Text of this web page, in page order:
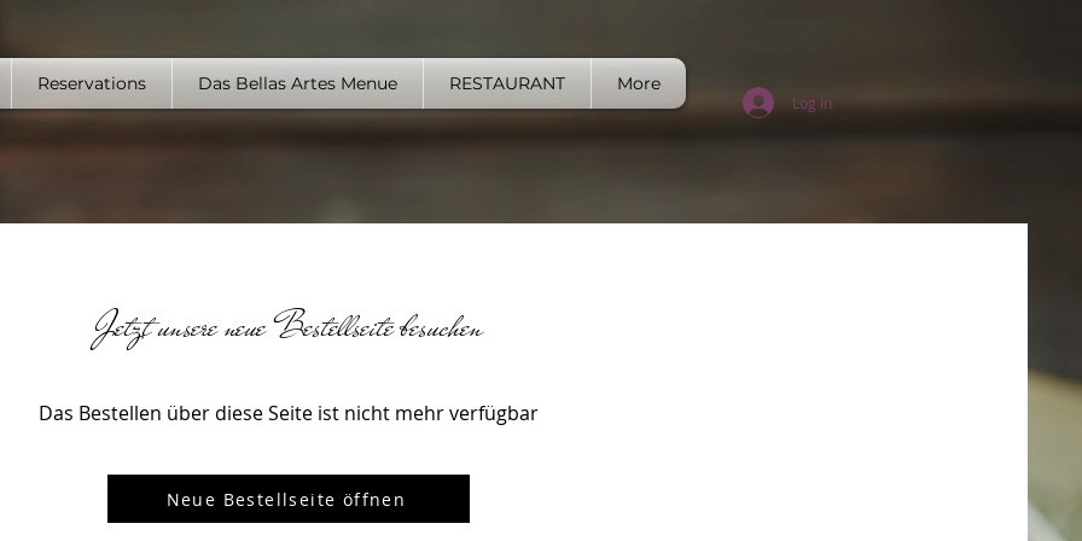
Reservations Das Bellas Artes Menue RESTAURANT More
Log In
Jetzt unsere neue Bestellseite besuchen
Das Bestellen über diese Seite ist nicht mehr verfügbar
Neue Bestellseite öffnen